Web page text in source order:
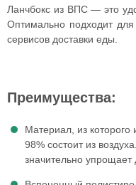
Ланчбокс из ВПС — это
Оптимально подходит
сервисов доставки еды.
Преимущества:
Материал, из которого
98% состоит из
значительно упрощает